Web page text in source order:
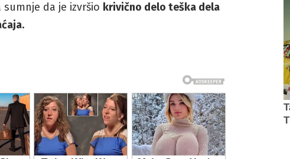
da je izvršio krivično delo teška dela